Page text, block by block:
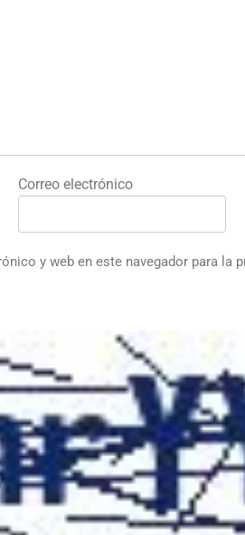
Correo electrónico
y web en este navegador para la